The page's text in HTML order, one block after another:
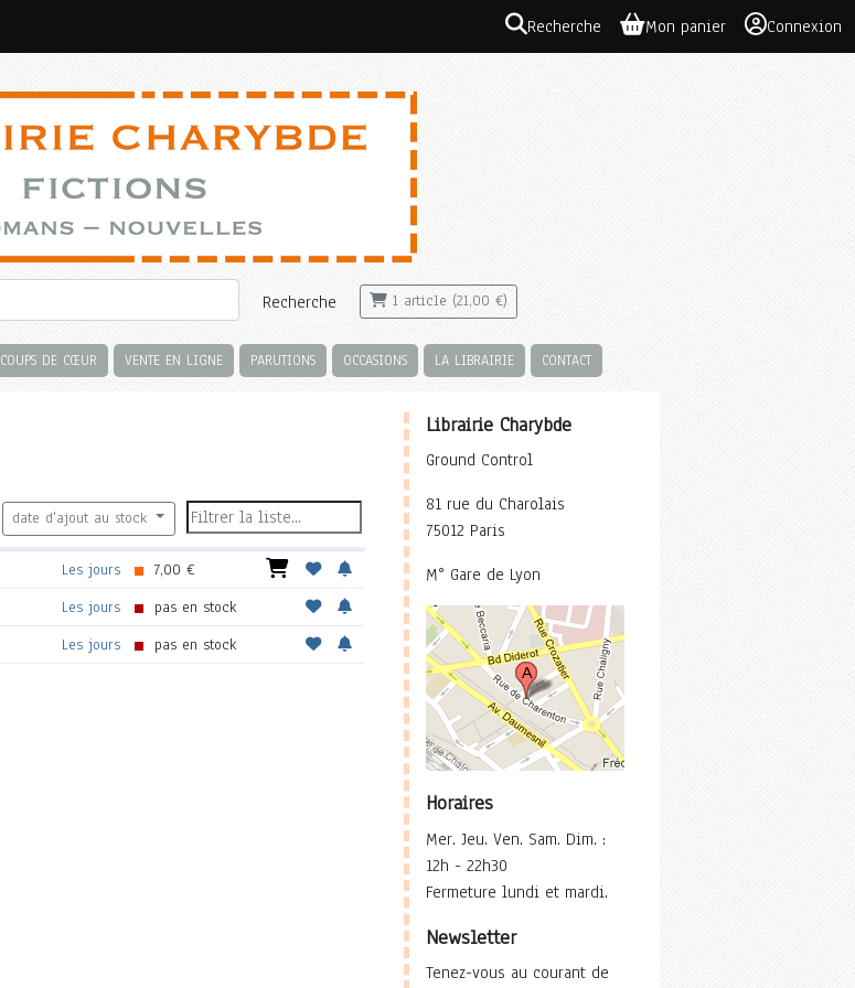
Recherche Mon panier Connexion
Recherche 1 article (21,00 €)
COUPS DE CŒUR VENTE EN LIGNE PARUTIONS OCCASIONS LA LIBRAIRIE CONTACT
date d'ajout au stock
Les jours 7,00 €
Les jours pas en stock
Les jours pas en stock
Librairie Charybde
Ground Control
81 rue du Charolais
75012 Paris
M° Gare de Lyon
Horaires
Mer. Jeu. Ven. Sam. Dim. :
12h - 22h30
Fermeture lundi et mardi.
Newsletter
Tenez-vous au courant de